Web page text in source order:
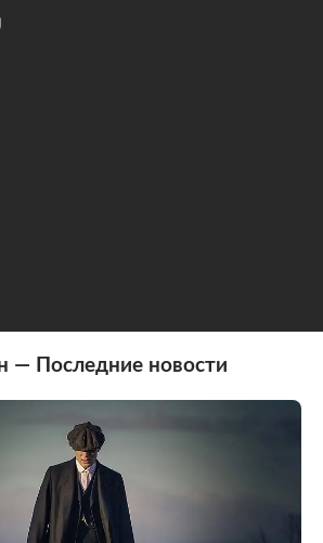
— Последние новости